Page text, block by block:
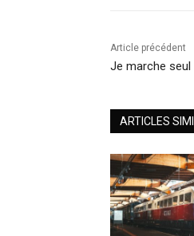
Article précédent
Je marche seul
ARTICLES